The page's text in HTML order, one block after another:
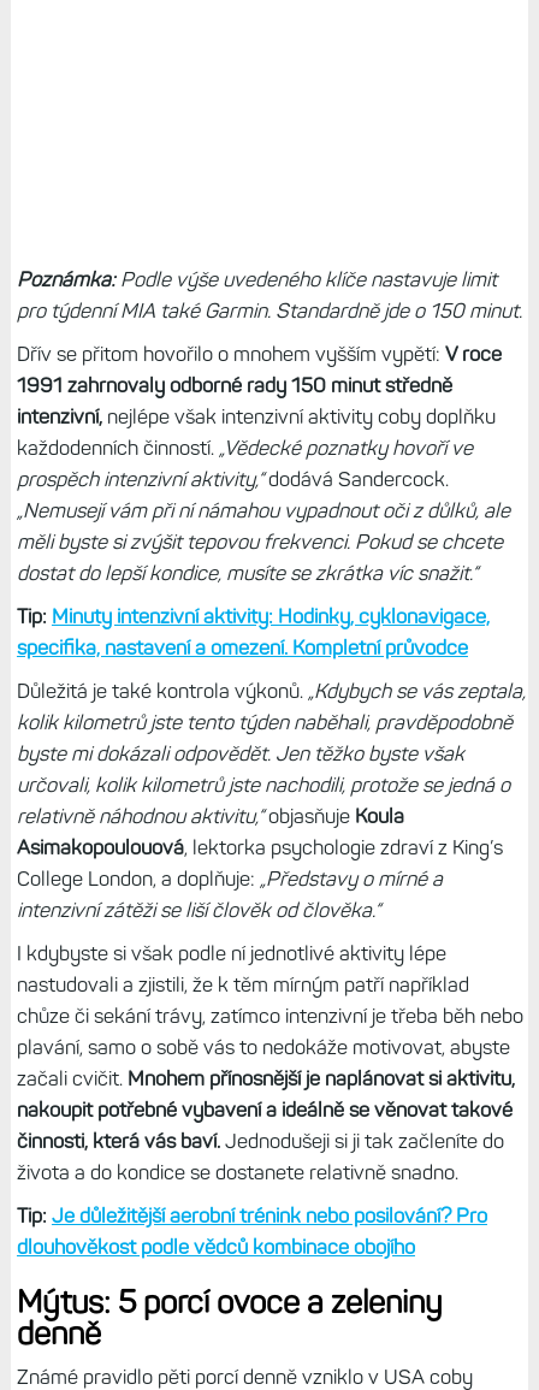
Poznámka:Podle výše uvedeného klíče nastavuje limit
pro týdenní MIA také Garmin. Standardně jde o 150 minut.
Dřív se přitom hovořilo o mnohem vyšším vypětí: V roce
1991 zahrnovaly odborné rady 150 minut středně
intenzivní,nejlépe však intenzivní aktivity coby doplňku
každodenních činností. „Vědecké poznatky hovoří ve
prospěch intenzivní aktivity,“dodává Sandercock.
„Nemusejí vám při ní námahou vypadnout oči z důlků, ale
měli byste si zvýšit tepovou frekvenci. Pokud se chcete
dostat do lepší kondice, musíte se zkrátka víc snažit.“
Tip: Minuty intenzivní aktivity: Hodinky, cyklonavigace,
specifika, nastavení a omezení. Kompletní průvodce
Důležitá je také kontrola výkonů. „Kdybych se vás zeptala,
kolik kilometrů jste tento týden naběhali, pravděpodobně
byste mi dokázali odpovědět. Jen těžko byste však
určovali, kolik kilometrů jste nachodili, protože se jedná o
relativně náhodnou aktivitu,“objasňuje Koula
Asimakopoulouová, lektorka psychologie zdraví z King’s
College London, a doplňuje: „Představy o mírné a
intenzivní zátěži se liší člověk od člověka.“
I kdybyste si však podle ní jednotlivé aktivity lépe
nastudovali a zjistili, že k těm mírným patří například
chůze či sekání trávy, zatímco intenzivní je třeba běh nebo
plavání, samo o sobě vás to nedokáže motivovat, abyste
začali cvičit. Mnohem přínosnější je naplánovat si aktivitu,
nakoupit potřebné vybavení a ideálně se věnovat takové
činnosti, která vás baví.Jednodušeji si ji tak začleníte do
života a do kondice se dostanete relativně snadno.
Tip: Je důležitější aerobní trénink nebo posilování? Pro
dlouhověkost podle vědců kombinace obojího
Mýtus: 5 porcí ovoce a zeleniny
denně
Známé pravidlo pěti porcí denně vzniklo v USA coby